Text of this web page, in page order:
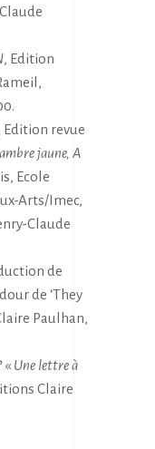
, Edition
Edition revue
jaune, A
Ecole
Arts/Imec,
Claude
de
de ‘They
Paulhan,
« Une lettre à
Claire